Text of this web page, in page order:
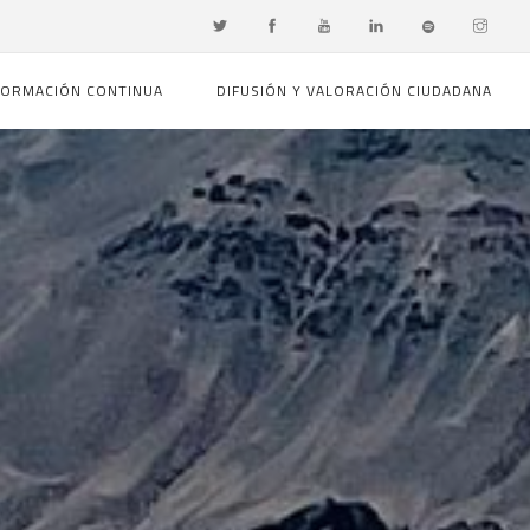
CONTINUA DIFUSIÓN Y VALORACIÓN CIUDADANA